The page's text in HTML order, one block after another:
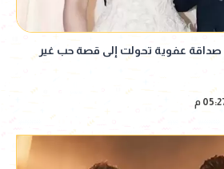
عفوية تحولت إلى قصة حب غير